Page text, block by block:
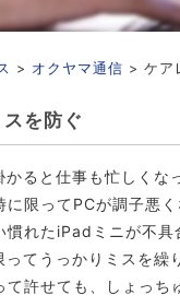
> オクヤマ通信 > ケア
を防ぐ
ると仕事も忙しくな
に限ってPCが調子悪
慣れたiPadミニが不具
ってうっかりミスを繰
て許せても、しょっ